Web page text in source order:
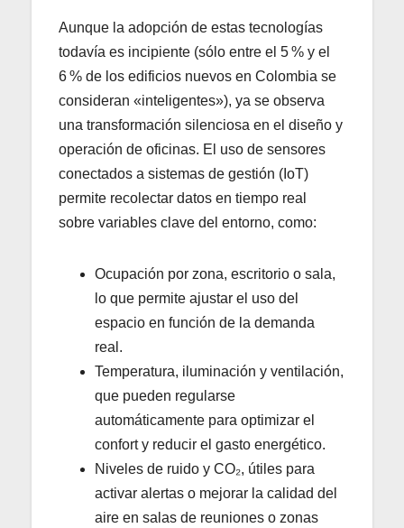
Aunque la adopción de estas tecnologías
todavía es incipiente (sólo entre el 5 % y el
6 % de los edificios nuevos en Colombia se
consideran «inteligentes»), ya se observa
una transformación silenciosa en el diseño y
operación de oficinas. El uso de sensores
conectados a sistemas de gestión (IoT)
permite recolectar datos en tiempo real
sobre variables clave del entorno, como:
Ocupación por zona, escritorio o sala,
lo que permite ajustar el uso del
espacio en función de la demanda
real.
Temperatura, iluminación y ventilación,
que pueden regularse
automáticamente para optimizar el
confort y reducir el gasto energético.
Niveles de ruido y CO₂, útiles para
activar alertas o mejorar la calidad del
aire en salas de reuniones o zonas